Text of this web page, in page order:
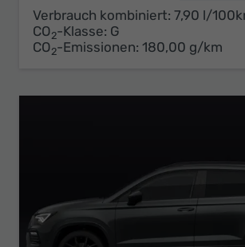
Verbrauch kombiniert: 7,90 l/
CO2-Klasse: G
CO2-Emissionen: 180,00 g/km